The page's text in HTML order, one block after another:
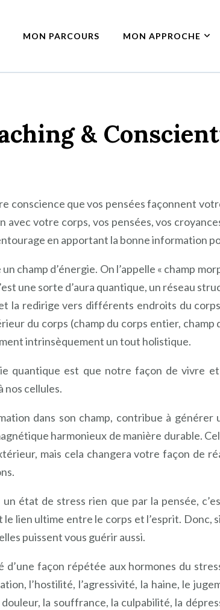
Seine
MON PARCOURS MON APPROCHE
&
conscience que vos pensées façonnent
avec votre corps, vos pensées, vos
en apportant la bonne information
champ d’énergie. On l’appelle « champ
une sorte d’aura quantique, un réseau
la redirige vers différents endroits du
du corps (champ du corps entier,
intrinsèquement un tout holistique.
quantique est que notre façon de vivre
nos cellules.
dans son champ, contribue à
harmonieux de manière durable.
mais cela changera votre façon de
état de stress rien que par la pensée,
le lien ultime entre le corps et l’esprit. Donc,
puissent vous guérir aussi.
d’une façon répétée aux hormones du
l’hostilité, l’agressivité, la haine, le
la souffrance, la culpabilité, la